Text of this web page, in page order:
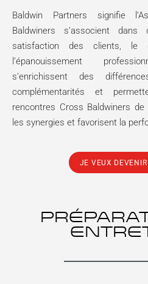
Baldwin Partners signifie
Baldwiners s’associent
satisfaction des clients, le
l’épanouissement
s’enrichissent des
complémentarités et
rencontres Cross Baldwiners
les synergies et favorisent la
JE VEUX